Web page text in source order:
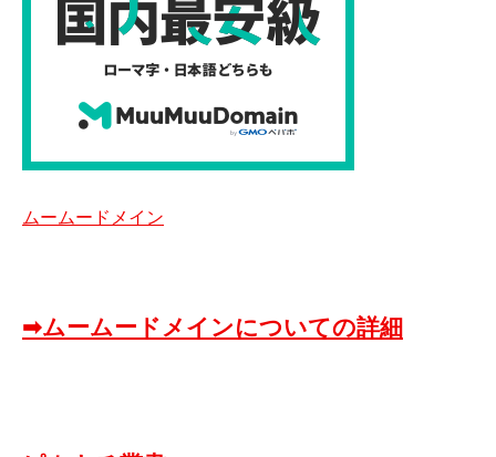
ムームードメイン
➡ムームードメインについての詳細